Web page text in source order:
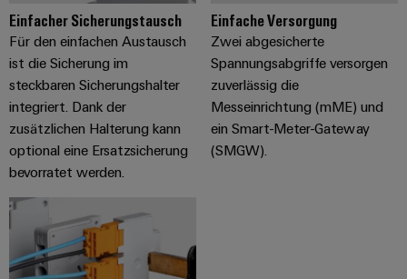
Einfacher Sicherungstausch
Für den einfachen Austausch
ist die Sicherung im
steckbaren Sicherungshalter
integriert. Dank der
zusätzlichen Halterung kann
optional eine Ersatzsicherung
bevorratet werden.
Einfache Versorgung
Zwei abgesicherte
Spannungsabgriffe versorgen
zuverlässig die
Messeinrichtung (mME) und
ein Smart-Meter-Gateway
(SMGW).